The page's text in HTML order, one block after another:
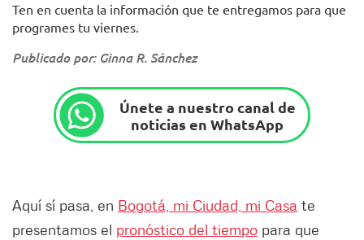
Ten en cuenta la información que te entregamos para que
programes tu viernes.
Publicado por: Ginna R. Sánchez
Únete a nuestro canal de
noticias en WhatsApp
Aquí sí pasa, en Bogotá, mi Ciudad, mi Casa te
presentamos el pronóstico del tiempo para que